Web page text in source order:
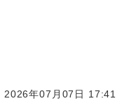
2026年07月07日 17:41